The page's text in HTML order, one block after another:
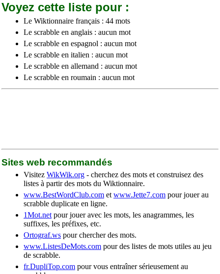
Voyez cette liste pour :
Le Wiktionnaire français : 44 mots
Le scrabble en anglais : aucun mot
Le scrabble en espagnol : aucun mot
Le scrabble en italien : aucun mot
Le scrabble en allemand : aucun mot
Le scrabble en roumain : aucun mot
Sites web recommandés
Visitez WikWik.org - cherchez des mots et construisez des
listes à partir des mots du Wiktionnaire.
www.BestWordClub.com et www.Jette7.com pour jouer au
scrabble duplicate en ligne.
1Mot.net pour jouer avec les mots, les anagrammes, les
suffixes, les préfixes, etc.
Ortograf.ws pour chercher des mots.
www.ListesDeMots.com pour des listes de mots utiles au jeu
de scrabble.
fr.DupliTop.com pour vous entraîner sérieusement au